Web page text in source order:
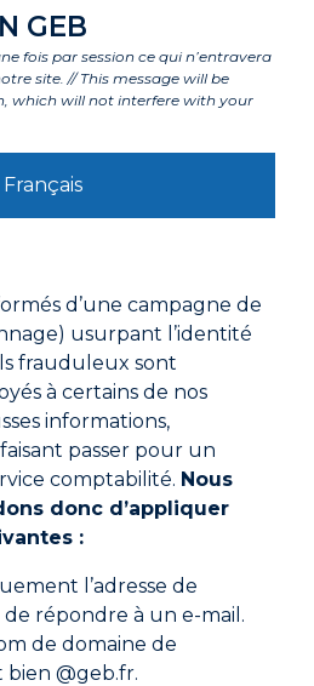
& DETERGENT
DESINFECTANT
aucune actualité
d’experts et offres
dans votre boîte mail.
GEB
fois par session ce qui n’entravera
site. // This message will be
which will not interfere with your
Français
d’une campagne de
usurpant l’identité
frauduleux sont
à certains de nos
informations,
passer pour un
comptabilité. Nous
donc d’appliquer
:
l’adresse de
de répondre à un e-mail.
de domaine de
bien @geb.fr.